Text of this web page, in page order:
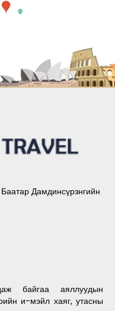
Дамдинсүрзнгийн
байгаа аяллуудын
и-мэйл хаяг, утасны